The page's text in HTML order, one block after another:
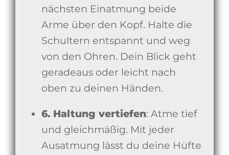
nächsten Einatmung beide
Arme über den Kopf. Halte die
Schultern entspannt und weg
von den Ohren. Dein Blick geht
geradeaus oder leicht nach
oben zu deinen Händen.
6. Haltung vertiefen: Atme tief
und gleichmäßig. Mit jeder
Ausatmung lässt du deine Hüfte